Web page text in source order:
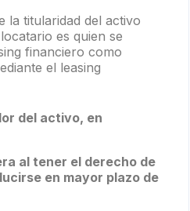
la titularidad del activo
es quien se
financiero como
el leasing
del activo, en
al tener el derecho de
en mayor plazo de